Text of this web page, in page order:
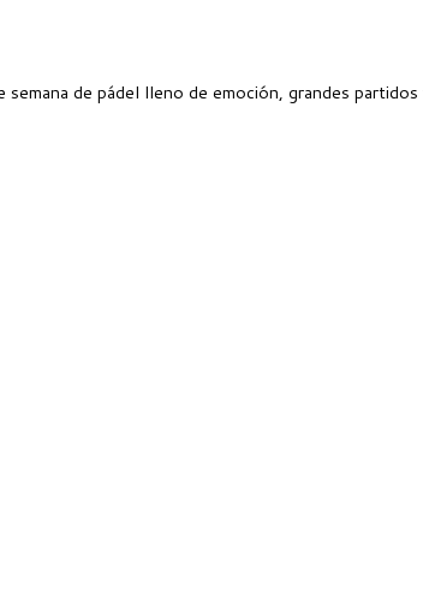
de pádel lleno de emoción, grandes partidos